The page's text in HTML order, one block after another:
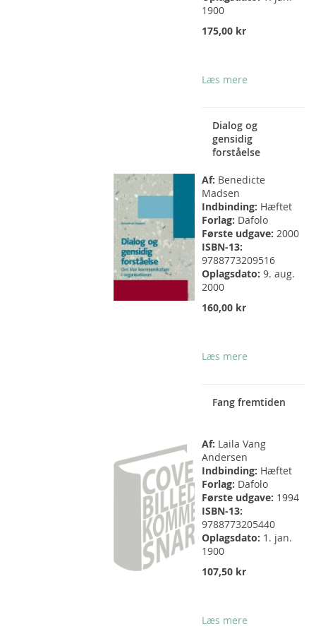
1900
175,00 kr
Læs mere
Dialog og
gensidig
forståelse
Af: Benedicte
Madsen
Indbinding: Hæftet
Forlag: Dafolo
Første udgave: 2000
ISBN-13:
9788773209516
Oplagsdato: 9. aug.
2000
160,00 kr
Læs mere
Fang fremtiden
Af: Laila Vang
Andersen
Indbinding: Hæftet
Forlag: Dafolo
Første udgave: 1994
ISBN-13:
9788773205440
Oplagsdato: 1. jan.
1900
107,50 kr
Læs mere